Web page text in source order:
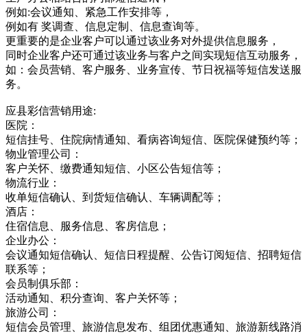
例如:会议通知、紧急工作安排等，
例如有 奖调查、信息定制、信息查询等。
更重要的是企业客户可以通过该业务对外提供信息服务，
同时企业客户还可通过该业务与客户之间实现短信互动服务，
如：会员营销、客户服务、业务宣传、节日祝福等短信发送服
务。
应县彩信营销用途:
医院：
短信挂号、住院病情通知、看病咨询短信、医院保健预约等；
物业管理公司：
客户关怀、缴费通知短信、小区公告短信等；
物流行业：
收单短信确认、到货短信确认、车辆调配等；
酒店：
住宿信息、服务信息、客房信息；
企业办公：
会议通知短信确认、短信日程提醒、公告订阅短信、招聘短信
联系等；
会员制俱乐部：
活动通知、积分查询、客户关怀等；
旅游公司：
短信会员管理、旅游信息发布、组团优惠通知、旅游新线路消